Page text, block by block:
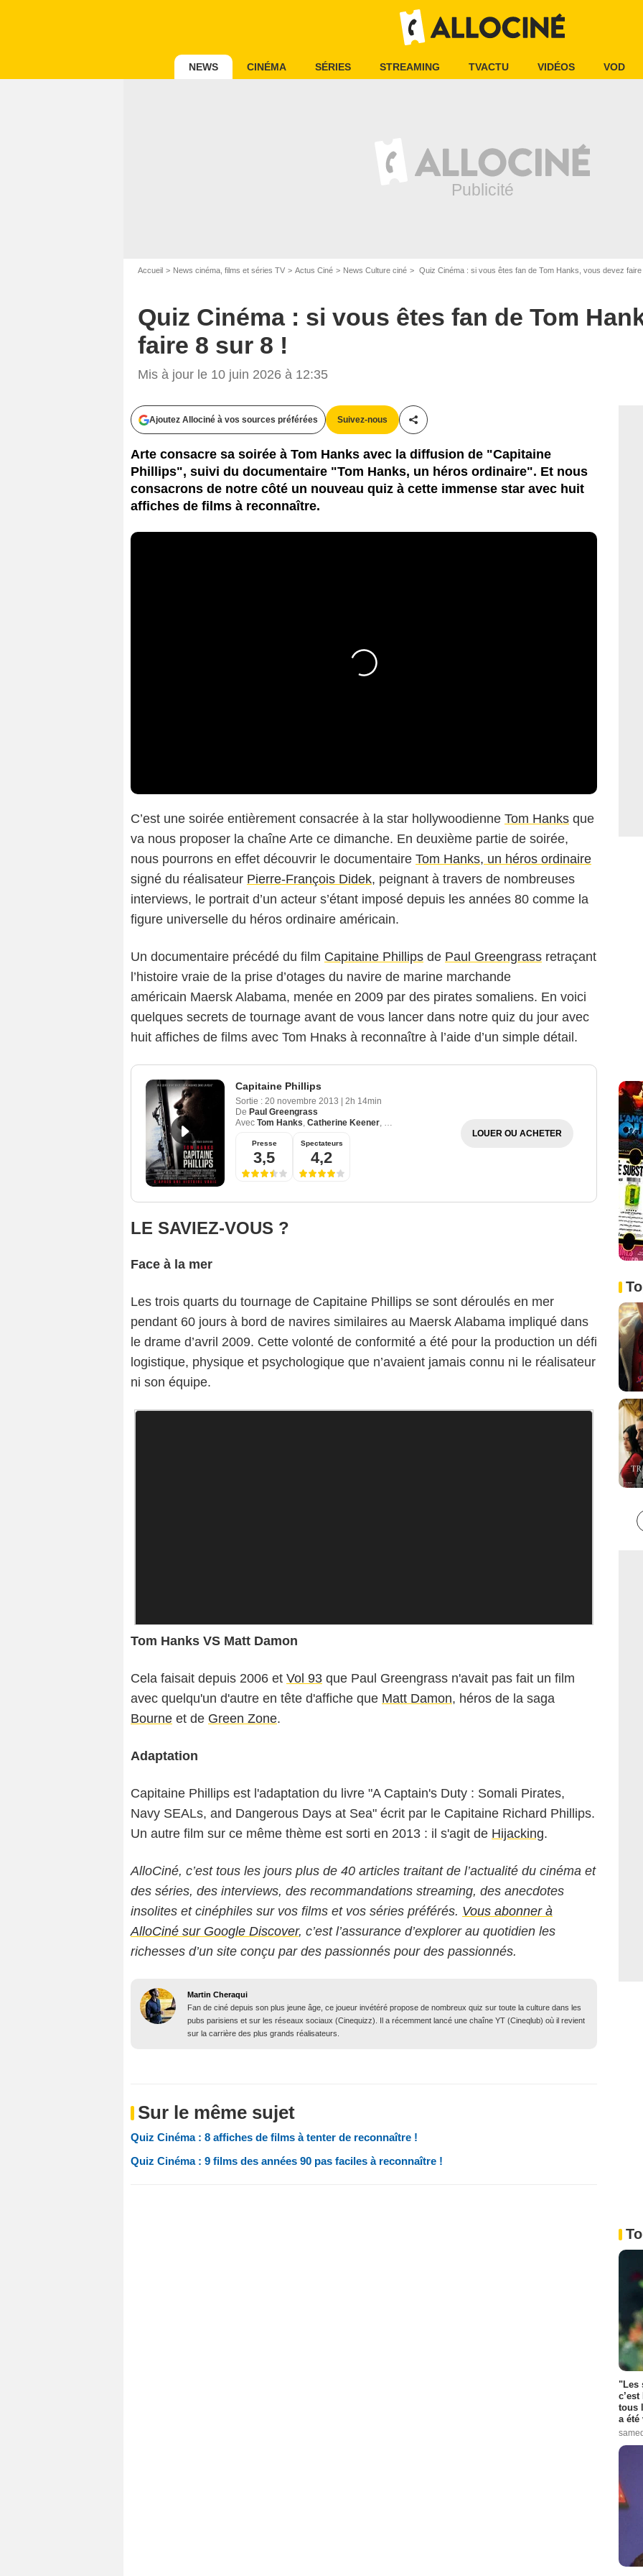
NEWS CINÉMA SÉRIES STREAMING TVACTU VIDÉOS VOD
Accueil News cinéma, films et séries TV Actus Ciné News Culture ciné Quiz Cinéma : si vous êtes fan de Tom Hanks, vous devez faire
Quiz Cinéma : si vous êtes fan de Tom
faire 8 sur 8 !
Mis à jour le 10 juin 2026 à 12:35
Ajoutez Allociné à vos sources préférées Suivez-nous
Partager cet article
Arte consacre sa soirée à Tom Hanks avec la diffusion de "Capitaine
Phillips", suivi du documentaire "Tom Hanks, un héros ordinaire". Et nous
consacrons de notre côté un nouveau quiz à cette immense star avec huit
affiches de films à reconnaître.
C’est une soirée entièrement consacrée à la star hollywoodienne Tom Hanks que
va nous proposer la chaîne Arte ce dimanche. En deuxième partie de soirée,
nous pourrons en effet découvrir le documentaire Tom Hanks, un héros ordinaire
signé du réalisateur Pierre-François Didek, peignant à travers de nombreuses
interviews, le portrait d’un acteur s’étant imposé depuis les années 80 comme la
figure universelle du héros ordinaire américain.
Un documentaire précédé du film Capitaine Phillips de Paul Greengrass retraçant
l’histoire vraie de la prise d’otages du navire de marine marchande
américain Maersk Alabama, menée en 2009 par des pirates somaliens. En voici
quelques secrets de tournage avant de vous lancer dans notre quiz du jour avec
huit affiches de films avec Tom Hnaks à reconnaître à l’aide d’un simple détail.
Capitaine Phillips
Sortie : 20 novembre 2013
2h 14min
De Paul Greengrass
Avec Tom Hanks, Catherine Keener, Barkhad Abdi
Presse
3,5
Spectateurs
4,2
LOUER OU ACHETER
LE SAVIEZ-VOUS ?
Face à la mer
Les trois quarts du tournage de Capitaine Phillips se sont déroulés en mer
pendant 60 jours à bord de navires similaires au Maersk Alabama impliqué dans
le drame d’avril 2009. Cette volonté de conformité a été pour la production un défi
logistique, physique et psychologique que n’avaient jamais connu ni le réalisateur
ni son équipe.
Tom Hanks VS Matt Damon
Cela faisait depuis 2006 et Vol 93 que Paul Greengrass n'avait pas fait un film
avec quelqu'un d'autre en tête d'affiche que Matt Damon, héros de la saga
Bourne et de Green Zone.
Adaptation
Capitaine Phillips est l'adaptation du livre "A Captain's Duty : Somali Pirates,
Navy SEALs, and Dangerous Days at Sea" écrit par le Capitaine Richard Phillips.
Un autre film sur ce même thème est sorti en 2013 : il s'agit de Hijacking.
AlloCiné, c’est tous les jours plus de 40 articles traitant de l’actualité du cinéma et
des séries, des interviews, des recommandations streaming, des anecdotes
insolites et cinéphiles sur vos films et vos séries préférés. Vous abonner à
AlloCiné sur Google Discover, c’est l’assurance d’explorer au quotidien les
richesses d’un site conçu par des passionnés pour des passionnés.
Martin Cheraqui
Fan de ciné depuis son plus jeune âge, ce joueur invétéré propose de nombreux quiz sur toute la culture dans les
pubs parisiens et sur les réseaux sociaux (Cinequizz). Il a récemment lancé une chaîne YT (Cineqlub) où il revient
sur la carrière des plus grands réalisateurs.
Sur le même sujet
Quiz Cinéma : 8 affiches de films à tenter de reconnaître !
Quiz Cinéma : 9 films des années 90 pas faciles à reconnaître !
"Les
tous
a été